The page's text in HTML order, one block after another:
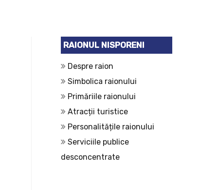
RAIONUL NISPORENI
Despre raion
Simbolica raionului
Primăriile raionului
Atracții turistice
Personalitățile raionului
Serviciile publice
desconcentrate